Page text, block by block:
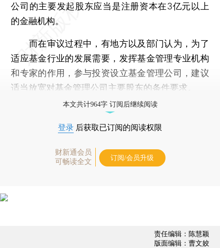
公司的主要发起股东应当是注册资本在3亿元以上
的金融机构。
而在审议过程中，有地方以及部门认为，为了
适应基金行业的发展需要，发挥基金管理专业机构
和专家的作用，参与投资设立基金管理公司，建议
适当放宽对基金管理公司主要股东的条件要求。
本文共计964字 订阅后继续阅读
登录 后获取已订阅的阅读权限
财新通会员
可畅读全文
订阅/会员升级
责任编辑：陈慧颖
版面编辑：曹文姣